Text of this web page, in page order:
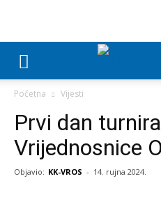
Početna Vijesti
Prvi dan
Vrijednosnice
Objavio: KK-VROS - 14. rujna 2024.